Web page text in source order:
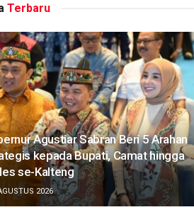
Terbaru
Agustiar Sabran Beri 5 Arahan
kepada Bupati, Camat hingga
se-Kalteng
2026